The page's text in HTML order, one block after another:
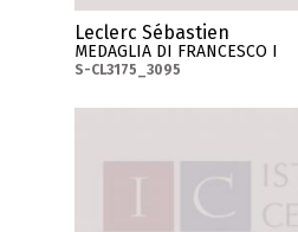
Leclerc Sébastien
MEDAGLIA DI FRANCESCO I
S-CL3175_3095